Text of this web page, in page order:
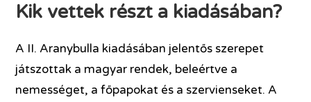
Kik vettek részt a kiadásában?
A II. Aranybulla kiadásában jelentős szerepet
játszottak a magyar rendek, beleértve a
nemességet, a főpapokat és a szervienseket. A